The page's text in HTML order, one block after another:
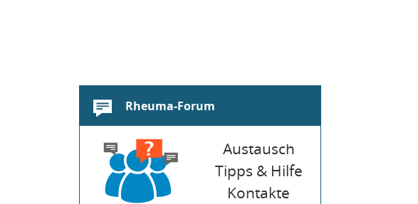
Rheuma-Forum
Austausch
Tipps & Hilfe
Kontakte